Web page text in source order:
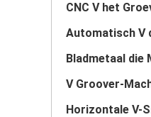
CNC V het
Bladmetaal die
V Groover-
Horizontale V-